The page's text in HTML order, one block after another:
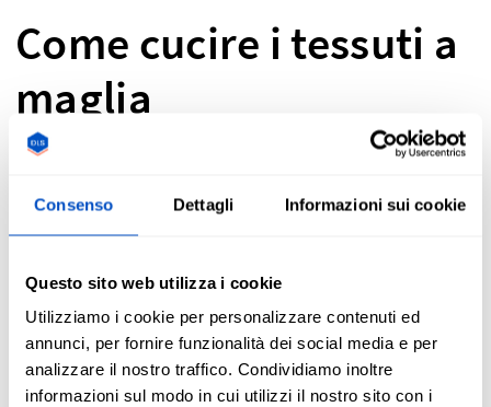
Consenso Dettagli Informazioni sui cookie
Questo sito web utilizza i cookie
Utilizziamo i cookie per personalizzare contenuti ed
annunci, per fornire funzionalità dei social media e per
analizzare il nostro traffico. Condividiamo inoltre
informazioni sul modo in cui utilizzi il nostro sito con i
Come cucire i tessuti a
maglia
tessuto a maglia? Ecco un elenco dei migliori
garantire che le cuciture restino salde il più a
lungo possibile.
Nicole Barrance - 2021-10-22